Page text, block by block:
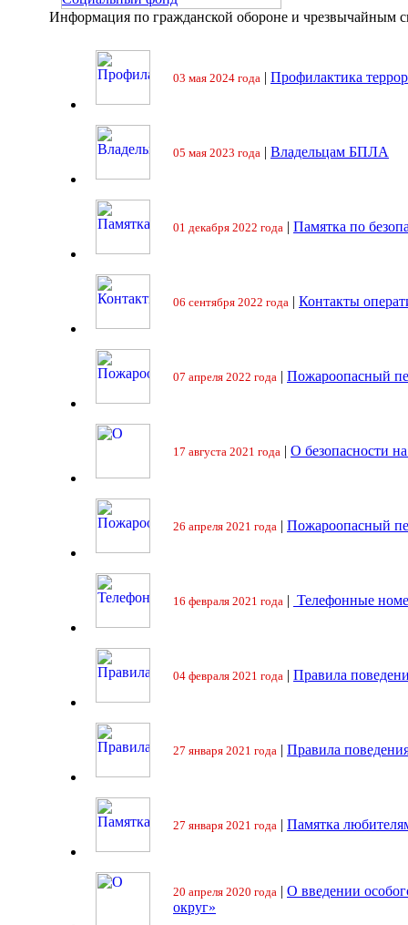
Информация по гражданской обороне и чрезвычайным
03 мая 2024 года | Профилактика
05 мая 2023 года | Владельцам БПЛА
01 декабря 2022 года | Памятка по
06 сентября 2022 года | Контакты
07 апреля 2022 года | Пожароопасный
17 августа 2021 года | О безопасности
26 апреля 2021 года | Пожароопасный
16 февраля 2021 года | Телефонные
04 февраля 2021 года | Правила
27 января 2021 года | Правила
27 января 2021 года | Памятка
20 апреля 2020 года | О введении
округ»